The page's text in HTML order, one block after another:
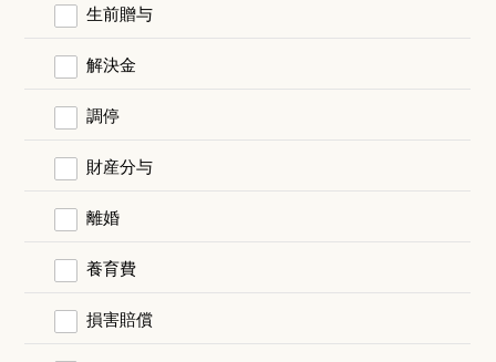
生前贈与
解決金
調停
財産分与
離婚
養育費
損害賠償